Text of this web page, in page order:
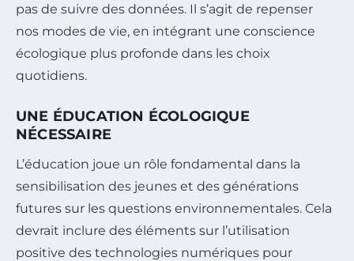
pas de suivre des données. Il s’agit de repenser
nos modes de vie, en intégrant une conscience
écologique plus profonde dans les choix
quotidiens.
UNE ÉDUCATION ÉCOLOGIQUE
NÉCESSAIRE
L’éducation joue un rôle fondamental dans la
sensibilisation des jeunes et des générations
futures sur les questions environnementales. Cela
devrait inclure des éléments sur l’utilisation
positive des technologies numériques pour